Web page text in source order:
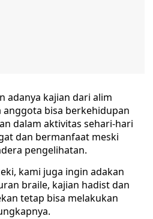
adanya kajian dari alim
bisa berkehidupan
dalam aktivitas sehari-hari
dan bermanfaat meski
pengelihatan.
kami juga ingin adakan
braile, kajian hadist dan
tetap bisa melakukan